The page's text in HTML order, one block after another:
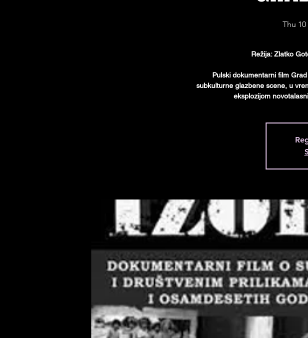
Thu 10
Režija: Zlatko
Pulski dokumentarni film
subkulturne glazbene scene, u
eksplozijom